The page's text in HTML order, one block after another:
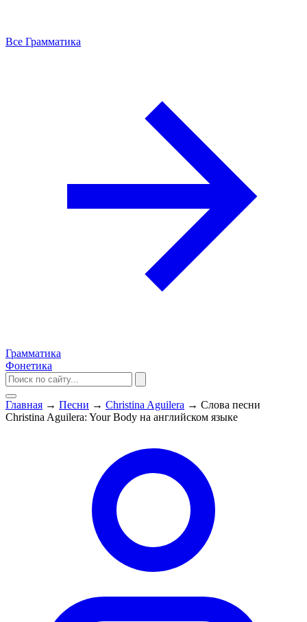
Все Грамматика
Грамматика
Фонетика
Главная → Песни → Christina Aguilera → Слова песни
Christina Aguilera: Your Body на английском языке